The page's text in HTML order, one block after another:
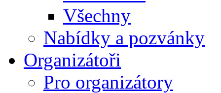
Všechny
Nabídky a pozvánky
Organizátoři
Pro organizátory